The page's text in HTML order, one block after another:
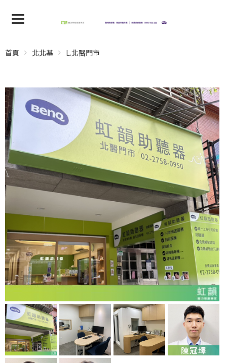
首頁 北北基 L.北醫門市